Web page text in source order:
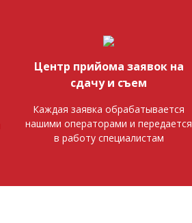
Центр прийома заявок на
сдачу и съем
Каждая заявка обрабатывается
нашими операторами и передается
в работу специалистам